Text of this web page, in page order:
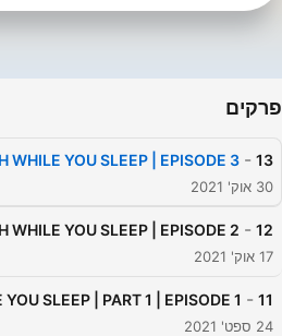
פרקים
13
-
WHILE YOU SLEEP | EPISODE 3
30 אוק' 2021
12
-
WHILE YOU SLEEP | EPISODE 2
17 אוק' 2021
11
-
SLEEP | PART 1 | EPISODE 1
24 ספט' 2021